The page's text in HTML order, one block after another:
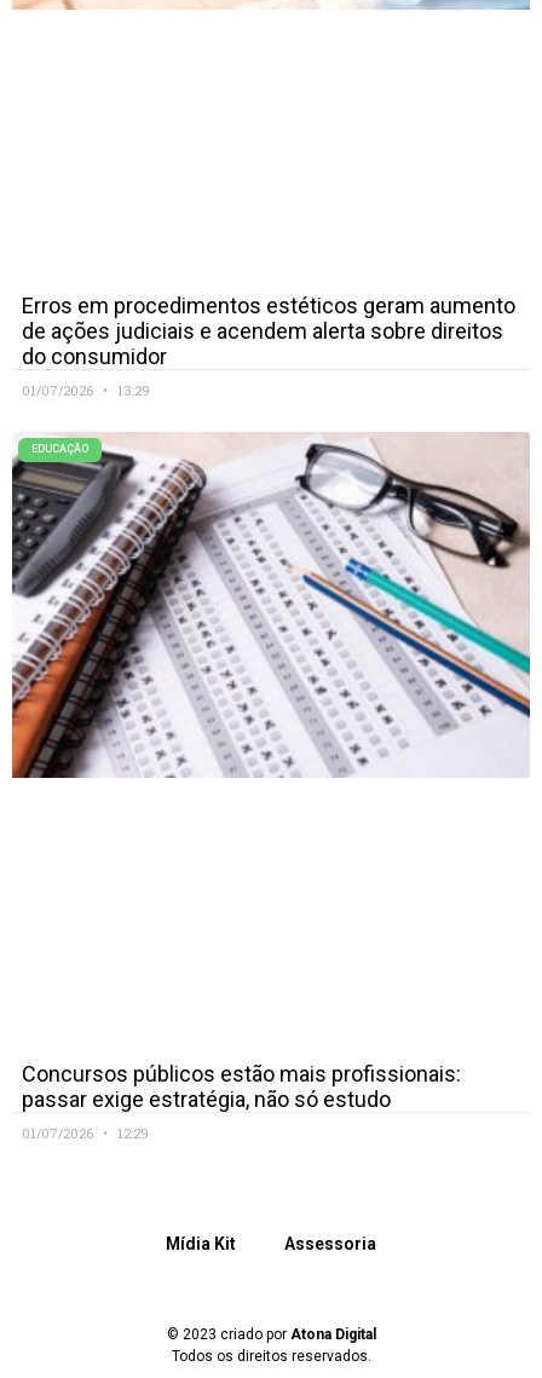
Erros em procedimentos estéticos geram aumento
de ações judiciais e acendem alerta sobre direitos
do consumidor
01/07/2026 13:29
EDUCAÇÃO
Concursos públicos estão mais profissionais:
passar exige estratégia, não só estudo
01/07/2026 12:29
Mídia Kit Assessoria
© 2023 criado por Atona Digital
Todos os direitos reservados.